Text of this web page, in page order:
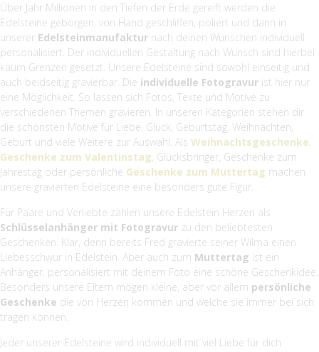
Über Jahr Millionen in den Tiefen der Erde gereift werden die
Edelsteine geborgen, von Hand geschliffen, poliert und dann in
unserer Edelsteinmanufaktur nach deinen Wünschen individuell
personalisiert. Der individuellen Gestaltung nach Wunsch sind hierbei
kaum Grenzen gesetzt. Unsere Edelsteine sind sowohl einseitig und
auch beidseitig gravierbar. Die individuelle Fotogravur ist hier nur
eine Möglichkeit. So lassen sich Fotos, Texte und Motive zu
verschiedenen Themen gravieren. In unseren Kategorien stehen dir
die schönsten Motive für Liebe, Glück, Geburtstag, Weihnachten,
Geburt und viele Weitere zur Auswahl. Als Weihnachtsgeschenke,
Geschenke zum Valentinstag, Glücksbringer, Geschenke zum
Jahrestag oder persönliche Geschenke zum Muttertag machen
unsere gravierten Edelsteine eine besonders gute Figur.
Für Paare und Verliebte zählen unsere Edelstein Herzen als
Schlüsselanhänger mit Fotogravur zu den beliebtesten
Geschenken. Klar, denn bereits Fred gravierte seiner Wilma einen
Liebesschwur in Edelstein. Aber auch zum Muttertag ist ein
Anhänger, personalisiert mit deinem Foto eine schöne Geschenkidee.
Besonders unsere Eltern mögen kleine, aber vor allem persönliche
Geschenke die von Herzen kommen und welche sie immer bei sich
tragen können.
Jeder unserer Edelsteine wird individuell mit viel Liebe für dich